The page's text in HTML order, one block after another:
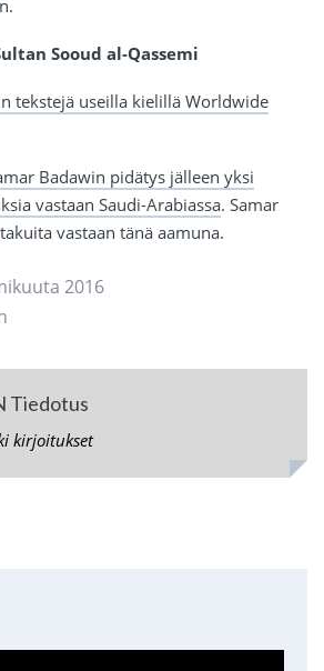
Sooud al-Qassemi
tekstejä useilla kielillä Worldwide
Badawin pidätys jälleen yksi
vastaan Saudi-Arabiassa. Samar
vastaan tänä aamuna.
2016
Tiedotus
kirjoitukset